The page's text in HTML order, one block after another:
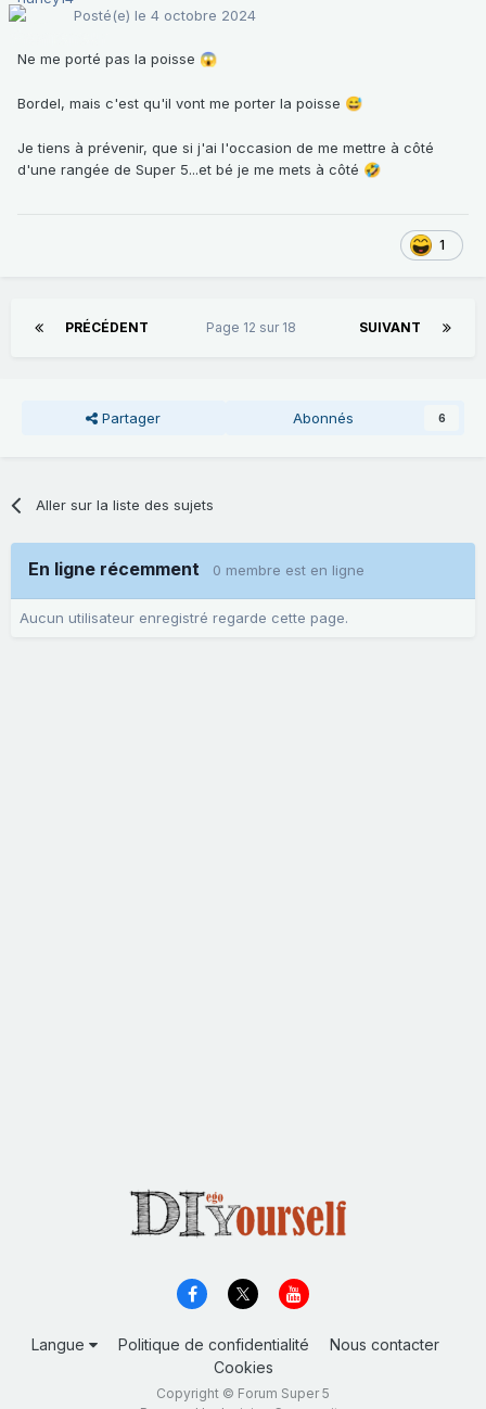
Posté(e) le 4 octobre 2024
Ne me porté pas la poisse 😱
Bordel, mais c'est qu'il vont me porter la poisse 😅
Je tiens à prévenir, que si j'ai l'occasion de me mettre à côté
d'une rangée de Super 5...et bé je me mets à côté 🤣
1
PRÉCÉDENT SUIVANT
Page 12 sur 18
Partager Abonnés 6
Aller sur la liste des sujets
En ligne récemment 0 membre est en ligne
Aucun utilisateur enregistré regarde cette page.
Langue Politique de confidentialité
Nous contacter
Cookies
Copyright © Forum Super 5